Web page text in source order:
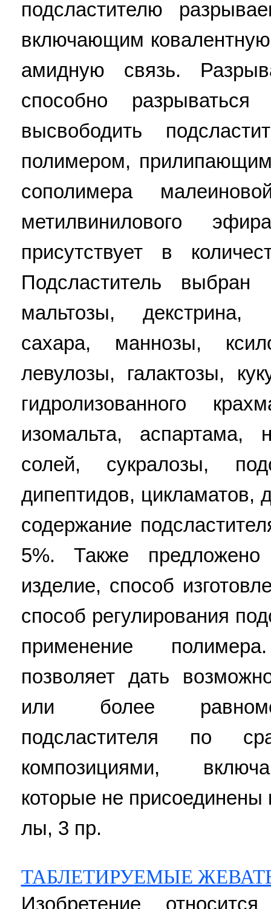
подсластителю
включающим
амидную связь.
способно
высвободить
полимером,
сополимера
метилвинилового
присутствует в
Подсластитель выбран
мальтозы, декстрина,
сахара, маннозы,
левулозы, галактозы,
гидролизованного
изомальта, аспартама,
солей, сукралозы,
дипептидов, цикламатов,
содержание
5%. Также предложено
изделие, способ
способ регулирования
применение
позволяет дать
или более
подсластителя по
композициями,
которые не
лы, 3 пр.
ТАБЛЕТИРУЕМЫЕ
Изобретение